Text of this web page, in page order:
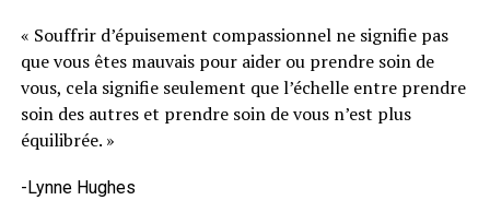
« Souffrir d’épuisement compassionnel ne signifie pas
que vous êtes mauvais pour aider ou prendre soin de
vous, cela signifie seulement que l’échelle entre prendre
soin des autres et prendre soin de vous n’est plus
équilibrée. »
-Lynne Hughes